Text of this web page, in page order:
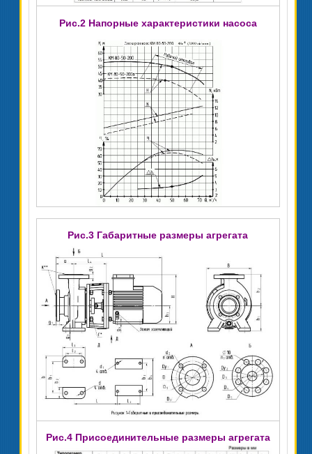
Рис.2 Напорные характеристики насоса
Рис.3 Габаритные размеры агрегата
Рис.4 Присоединительные размеры агрегата